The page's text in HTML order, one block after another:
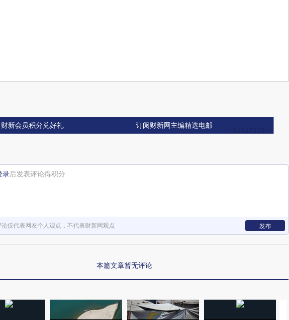
财新会员积分兑好礼 订阅财新网主编精选电邮
录后发表评论得积分
论仅代表网友个人观点，不代表财新网观点 发布
本篇文章暂无评论